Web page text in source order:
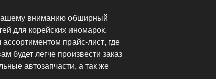
вниманию обширный
для корейских иномарок.
прайс-лист, где
будет легче произвести заказ
автозапчасти, а так же